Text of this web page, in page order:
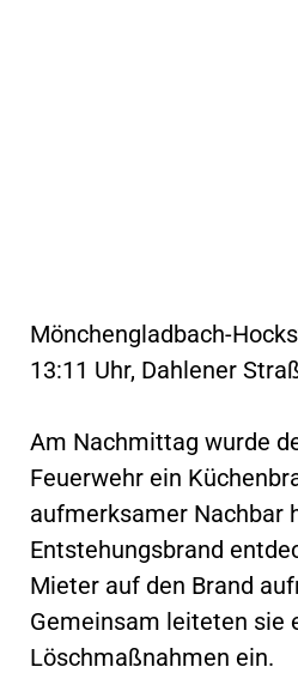
Mönchengladbach-
13:11 Uhr, Dahlener
Am Nachmittag wurde
Feuerwehr ein
aufmerksamer Nachbar
Entstehungsbrand
Mieter auf den Brand
Gemeinsam leiteten sie
Löschmaßnahmen ein.